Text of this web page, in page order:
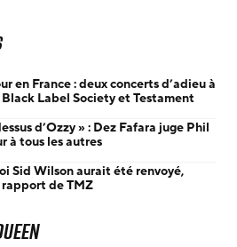
en France : deux concerts d’adieu à
Label Society et Testament
d’Ozzy » : Dez Fafara juge Phil
à tous les autres
Sid Wilson aurait été renvoyé,
rapport de TMZ